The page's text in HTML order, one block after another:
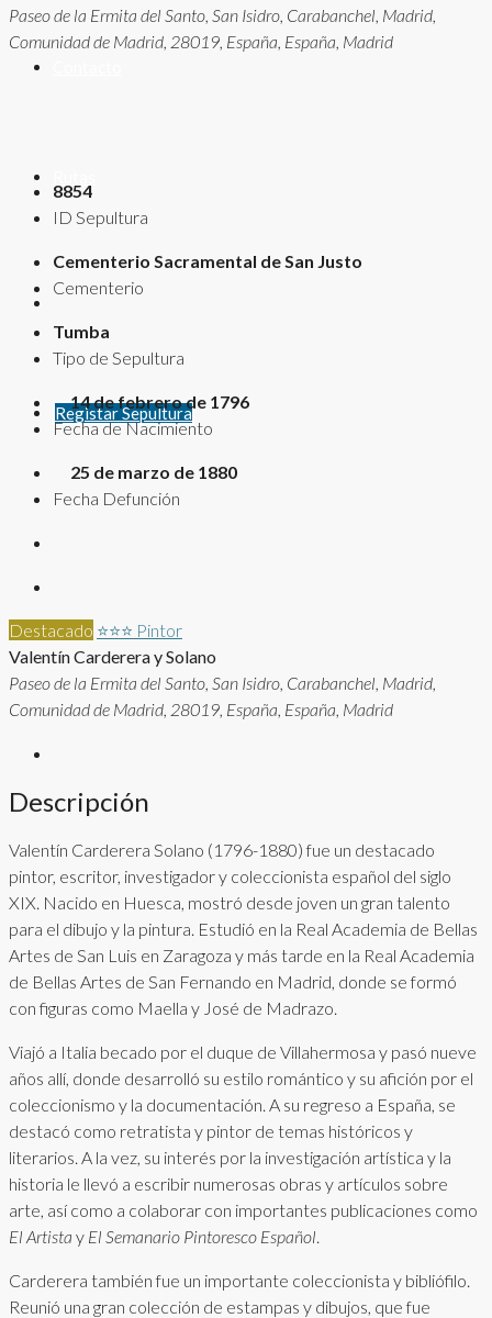
Registar Sepultura
Paseo de la Ermita del Santo, San Isidro, Carabanchel, Madrid,
Comunidad de Madrid, 28019, España, España, Madrid
8854
ID Sepultura
Cementerio Sacramental de San Justo
Cementerio
Tumba
Tipo de Sepultura
14 de febrero de 1796
Fecha de Nacimiento
25 de marzo de 1880
Fecha Defunción
Destacado ⭐⭐⭐ Pintor
Valentín Carderera y Solano
Paseo de la Ermita del Santo, San Isidro, Carabanchel, Madrid,
Comunidad de Madrid, 28019, España, España, Madrid
Descripción
Valentín Carderera Solano (1796-1880) fue un destacado
pintor, escritor, investigador y coleccionista español del siglo
XIX. Nacido en Huesca, mostró desde joven un gran talento
para el dibujo y la pintura. Estudió en la Real Academia de Bellas
Artes de San Luis en Zaragoza y más tarde en la Real Academia
de Bellas Artes de San Fernando en Madrid, donde se formó
con figuras como Maella y José de Madrazo.
Viajó a Italia becado por el duque de Villahermosa y pasó nueve
años allí, donde desarrolló su estilo romántico y su afición por el
coleccionismo y la documentación. A su regreso a España, se
destacó como retratista y pintor de temas históricos y
literarios. A la vez, su interés por la investigación artística y la
historia le llevó a escribir numerosas obras y artículos sobre
arte, así como a colaborar con importantes publicaciones como
El Artista y El Semanario Pintoresco Español
Carderera también fue un importante coleccionista y bibliófilo.
Reunió una gran colección de estampas y dibujos, que fue